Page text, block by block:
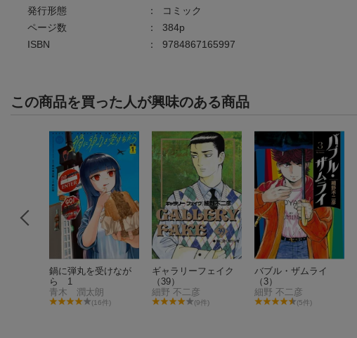
発行形態
：
コミック
ページ数
： 384p
ISBN
： 9784867165997
この商品を買った人が興味のある商品
鍋に弾丸を受けなが
ら 1
青木 潤太朗
(16件)
ギャラリーフェイク
（39）
細野 不二彦
(9件)
バブル・ザムライ
（3）
細野 不二彦
(5件)